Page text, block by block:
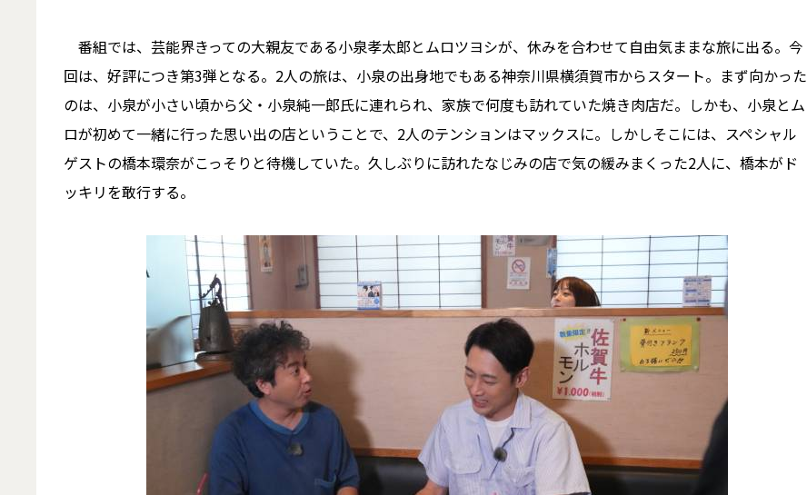
番組では、芸能界きっての大親友である小泉孝太郎とムロツヨシが、休みを合わせて自由気ままな旅に出る。今
回は、好評につき第3弾となる。2人の旅は、小泉の出身地でもある神奈川県横須賀市からスタート。まず向かった
のは、小泉が小さい頃から父・小泉純一郎氏に連れられ、家族で何度も訪れていた焼き肉店だ。しかも、小泉とム
ロが初めて一緒に行った思い出の店ということで、2人のテンションはマックスに。しかしそこには、スペシャル
ゲストの橋本環奈がこっそりと待機していた。久しぶりに訪れたなじみの店で気の緩みまくった2人に、橋本がド
ッキリを敢行する。